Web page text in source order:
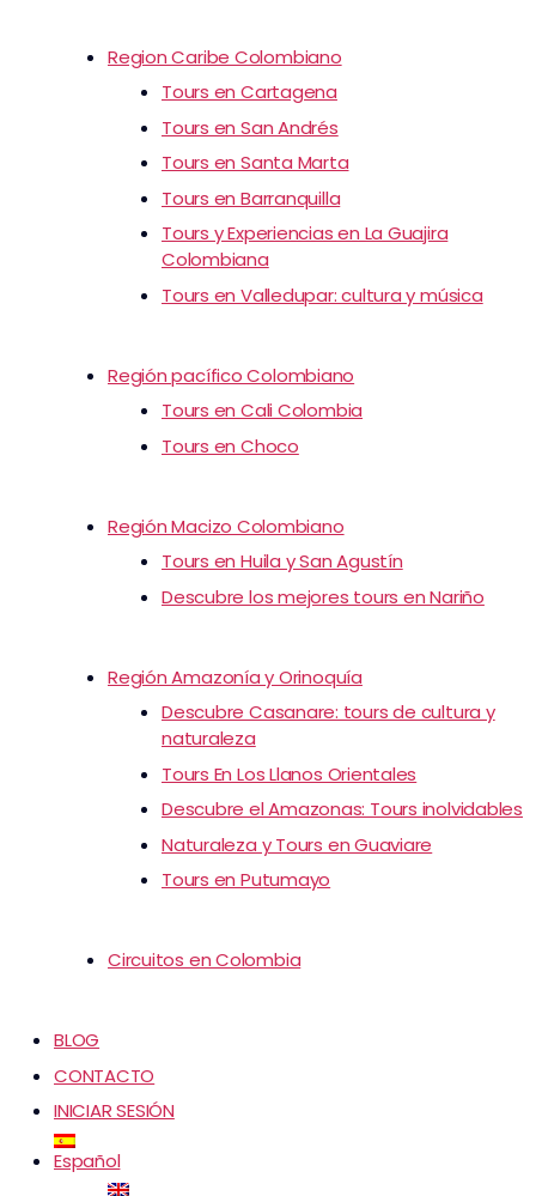
Region Caribe Colombiano
Tours en Cartagena
Tours en San Andrés
Tours en Santa Marta
Tours en Barranquilla
Tours y Experiencias en La Guajira
Colombiana
Tours en Valledupar: cultura y música
Región pacífico Colombiano
Tours en Cali Colombia
Tours en Choco
Región Macizo Colombiano
Tours en Huila y San Agustín
Descubre los mejores tours en Nariño
Región Amazonía y Orinoquía
Descubre Casanare: tours de cultura y
naturaleza
Tours En Los Llanos Orientales
Descubre el Amazonas: Tours inolvidables
Naturaleza y Tours en Guaviare
Tours en Putumayo
Circuitos en Colombia
BLOG
CONTACTO
INICIAR SESIÓN
Español